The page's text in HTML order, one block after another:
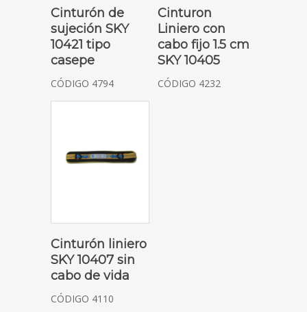
SOLICITAR COTIZACIÓN
Cinturón de
sujeción SKY
10421 tipo
casepe
CÓDIGO 4794
SOLICITAR COTIZACIÓN
Cinturon
Liniero con
cabo fijo 1.5 cm
SKY 10405
CÓDIGO 4232
SOLICITAR COTIZACIÓN
Cinturón liniero
SKY 10407 sin
cabo de vida
CÓDIGO 4110